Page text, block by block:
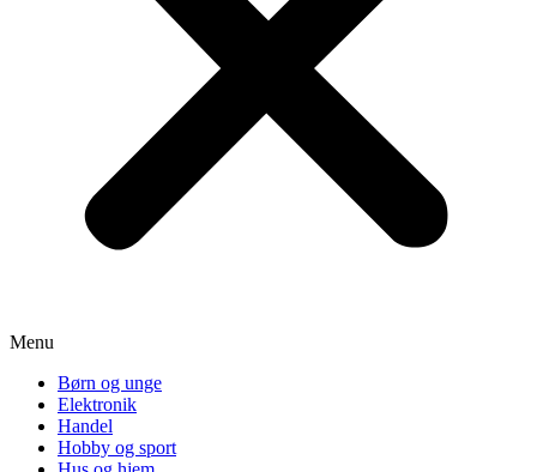
Menu
Børn og unge
Elektronik
Handel
Hobby og sport